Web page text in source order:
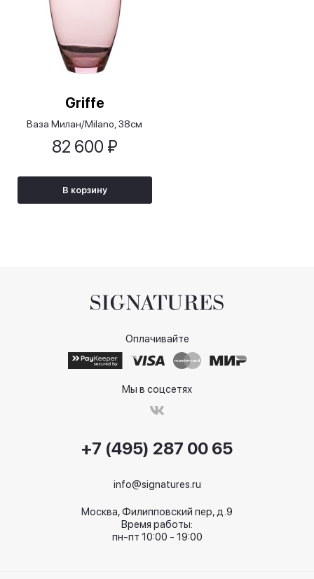
Griffe
Ваза Милан/Milano, 38см
82 600 ₽
В корзину
Оплачивайте
Мы в соцсетях
+7 (495) 287 00 65
info@signatures.ru
Москва, Филипповский пер, д.9
Время работы:
пн-пт 10:00 - 19:00